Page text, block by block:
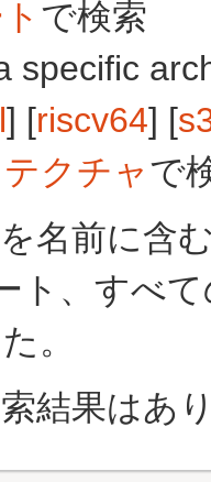
で検索
specific
] [riscv64] [
クチャで
を名前に含
ト、すべ
。
結果はあ